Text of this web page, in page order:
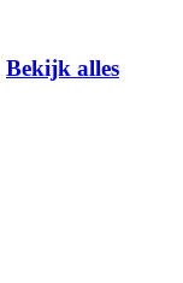
Bekijk alles